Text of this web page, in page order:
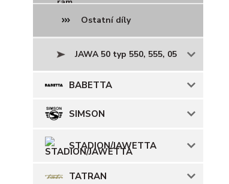
Ostatní díly
JAWA 50 typ 550, 555, 05
BABETTA
SIMSON
STADION/JAWETTA
TATRAN